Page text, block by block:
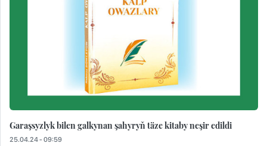
Garaşsyzlyk bilen galkynan şahyryň täze kitaby neşir edildi
25.04.24 - 09:59